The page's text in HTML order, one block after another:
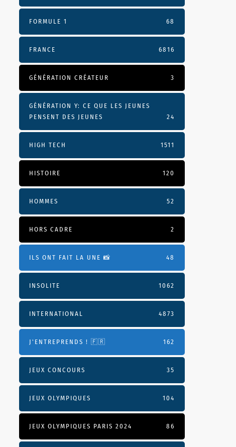
FORMULE 1 68
FRANCE 6816
GÉNÉRATION CRÉATEUR 3
GÉNÉRATION Y: CE QUE LES JEUNES
PENSENT DES JEUNES
24
HIGH TECH 1511
HISTOIRE 120
HOMMES 52
HORS CADRE 2
ILS ONT FAIT LA UNE 📸 48
INSOLITE 1062
INTERNATIONAL 4873
J'ENTREPRENDS ! 🇫🇷 162
JEUX CONCOURS 35
JEUX OLYMPIQUES 104
JEUX OLYMPIQUES PARIS 2024 86